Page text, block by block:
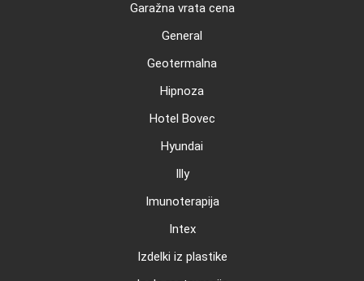
Garažna vrata cena
General
Geotermalna
Hipnoza
Hotel Bovec
Hyundai
Illy
Imunoterapija
Intex
Izdelki iz plastike